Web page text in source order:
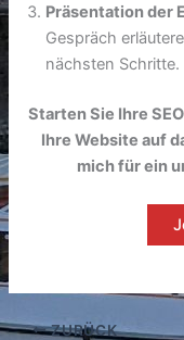
Präsentation der
Gespräch
nächsten Schritte.
Starten Sie Ihre
Ihre Website auf
mich für ein
ZURÜCK